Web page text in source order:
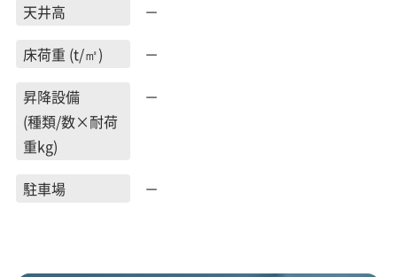
天井高
－
床荷重 (t/㎡)
－
昇降設備
(種類/数×耐荷
重kg)
－
駐車場 －